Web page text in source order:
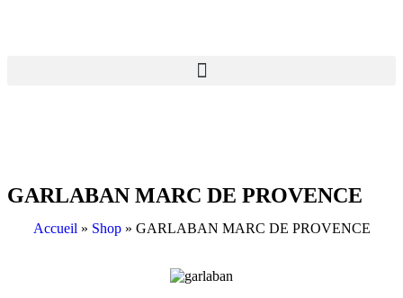
GARLABAN MARC DE PROVENCE
Accueil » Shop» GARLABAN MARC DE PROVENCE